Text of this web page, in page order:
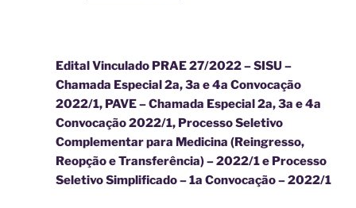
Edital Vinculado PRAE 27/2022 – SISU –
Chamada Especial 2a, 3a e 4a Convocação
2022/1, PAVE – Chamada Especial 2a, 3a e 4a
Convocação 2022/1, Processo Seletivo
Complementar para Medicina (Reingresso,
Reopção e Transferência) – 2022/1 e Processo
Seletivo Simplificado – 1a Convocação – 2022/1